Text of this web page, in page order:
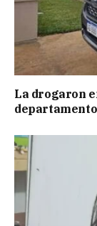
La drogaron